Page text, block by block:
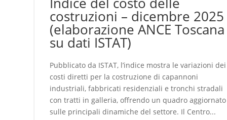
costruzioni – dicembre 2025
(elaborazione ANCE Toscana
su dati ISTAT)
Pubblicato da ISTAT, l’indice mostra le variazioni dei
costi diretti per la costruzione di capannoni
industriali, fabbricati residenziali e tronchi stradali
con tratti in galleria, offrendo un quadro aggiornato
sulle principali dinamiche del settore. Il Centro...